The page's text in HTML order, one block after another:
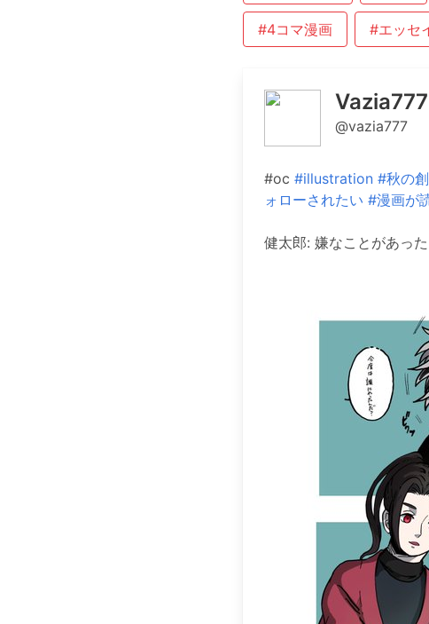
#4コマ漫画 #エッセ
Vazia777
@vazia777
#oc #illustration #秋の
ォローされたい #漫画が
健太郎: 嫌なことがあっ